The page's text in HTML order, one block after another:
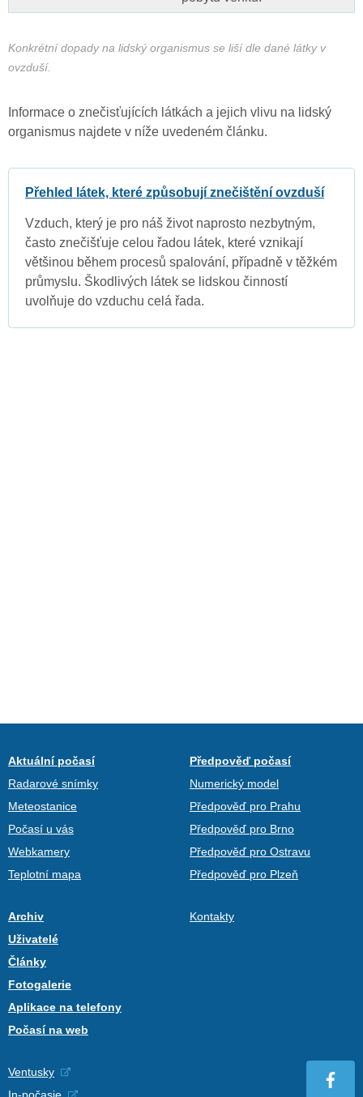
Konkrétní dopady na lidský organismus se liší dle dané látky v
ovzduší.
Informace o znečisťujících látkách a jejich vlivu na lidský
organismus najdete v níže uvedeném článku.
Přehled látek, které způsobují znečištění ovzduší
Vzduch, který je pro náš život naprosto nezbytným,
často znečišťuje celou řadou látek, které vznikají
většinou během procesů spalování, případně v těžkém
průmyslu. Škodlivých látek se lidskou činností
uvolňuje do vzduchu celá řada.
Aktuální počasí
Radarové snímky
Meteostanice
Počasí u vás
Webkamery
Teplotní mapa
Předpověď počasí
Numerický model
Předpověď pro Prahu
Předpověď pro Brno
Předpověď pro Ostravu
Předpověď pro Plzeň
Archiv
Uživatelé
Články
Fotogalerie
Aplikace na telefony
Počasí na web
Kontakty
Ventusky